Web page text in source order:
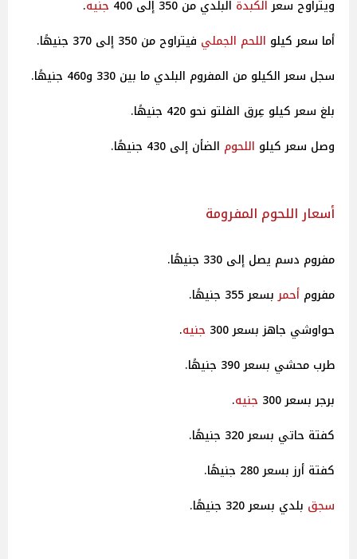
ويتراوح سعرالكبدة البلدي من 350 إلى 400 جنيه.
أما سعر كيلو اللحم الجملي فيتراوح من 350 إلى 370 جنيهًا.
سجل سعر الكيلو من المفروم البلدي ما بين 330 و460 جنيهًا.
بلغ سعر كيلو عِرق الفلتو نحو 420 جنيهًا.
وصل سعر كيلو اللحوم الضأن إلى 430 جنيهًا.
أسعار اللحوم المفرومة
مفروم دسم يصل إلى 330 جنيهًا.
مفروم أحمربسعر 355 جنيهًا.
حواوشي جاهز بسعر 300
جنيه.
طرب محشي بسعر 390 جنيهًا.
برجر بسعر 300
جنيه.
كفتة حاتي بسعر 320 جنيهًا.
كفتة أرز بسعر 280 جنيهًا.
سجق بلدي بسعر 320 جنيهًا.